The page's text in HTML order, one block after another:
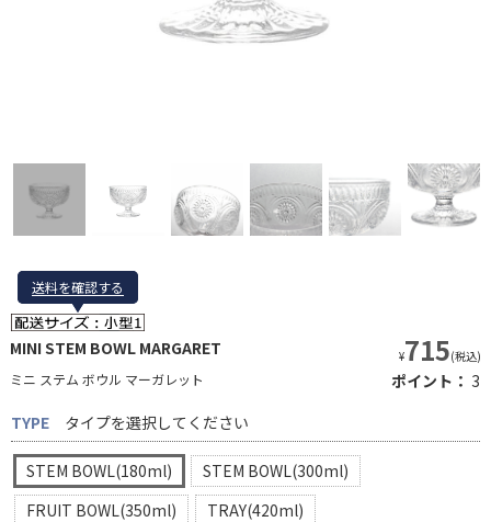
送料を確認する
送料を確認する
MINI STEM BOWL MARGARET
ミニ ステム ボウル マーガレット
¥715(税込)
ポイント： 3
TYPE
タイプを選択してください
STEM BOWL(180ml)
STEM BOWL(300ml)
FRUIT BOWL(350ml)
TRAY(420ml)